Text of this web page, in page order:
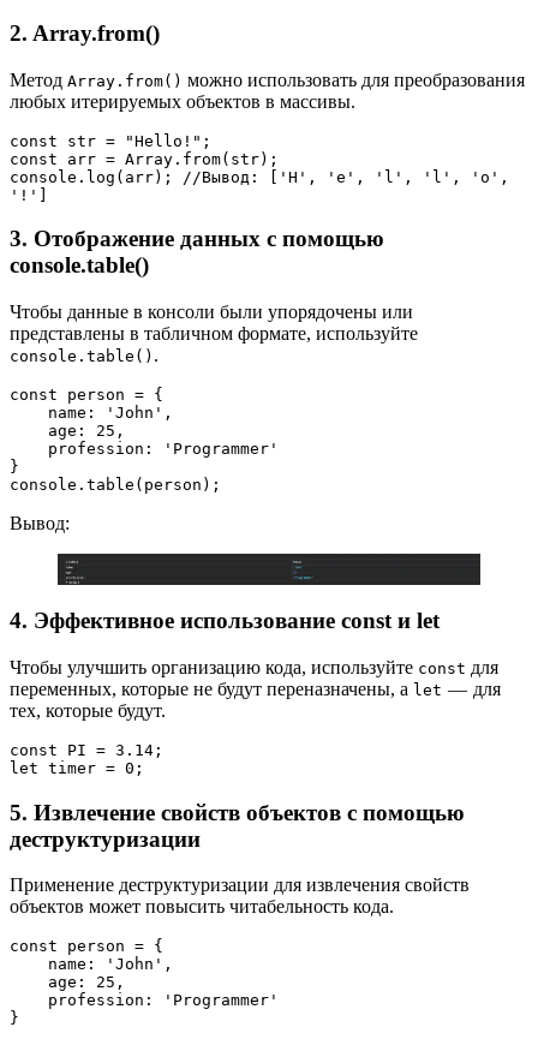
2. Array.from()
Метод Array.from() можно использовать для преобразования
любых итерируемых объектов в массивы.
const str = "Hello!";
const arr = Array.from(str);
console.log(arr); //Вывод: ['H', 'e', 'l', 'l', 'o',
'!']
3. Отображение данных с помощью
console.table()
Чтобы данные в консоли были упорядочены или
представлены в табличном формате, используйте
console.table() .
const person = {
    name: 'John',
    age: 25,
    profession: 'Programmer'
}
console.table(person);
Вывод:
4. Эффективное использование const и let
Чтобы улучшить организацию кода, используйте const для
переменных, которые не будут переназначены, а let — для
тех, которые будут.
const PI = 3.14;
let timer = 0;
5. Извлечение свойств объектов с помощью
деструктуризации
Применение деструктуризации для извлечения свойств
объектов может повысить читабельность кода.
const person = {
    name: 'John',
    age: 25,
    profession: 'Programmer'
}